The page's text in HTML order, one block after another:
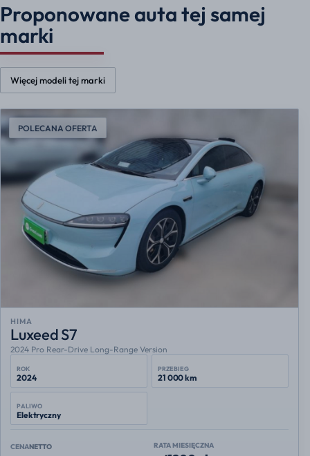
Proponowane auta tej samej
marki
Więcej modeli tej marki
POLECANA OFERTA
HIMA
Luxeed S7
2024 Pro Rear-Drive Long-Range Version
ROK
2024
PRZEBIEG
21 000 km
PALIWO
Elektryczny
CENANETTO RATA MIESIĘCZNA